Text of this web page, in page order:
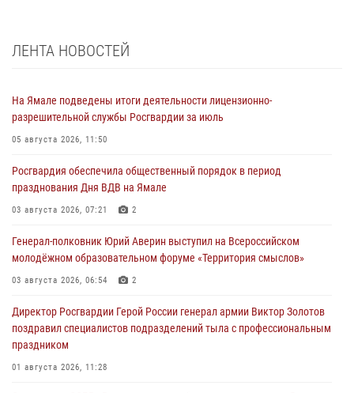
ЛЕНТА НОВОСТЕЙ
На Ямале подведены итоги деятельности лицензионно-
разрешительной службы Росгвардии за июль
05 августа 2026, 11:50
Росгвардия обеспечила общественный порядок в период
празднования Дня ВДВ на Ямале
03 августа 2026, 07:21 2
Генерал-полковник Юрий Аверин выступил на Всероссийском
молодёжном образовательном форуме «Территория смыслов»
03 августа 2026, 06:54 2
Директор Росгвардии Герой России генерал армии Виктор Золотов
поздравил специалистов подразделений тыла с профессиональным
праздником
01 августа 2026, 11:28